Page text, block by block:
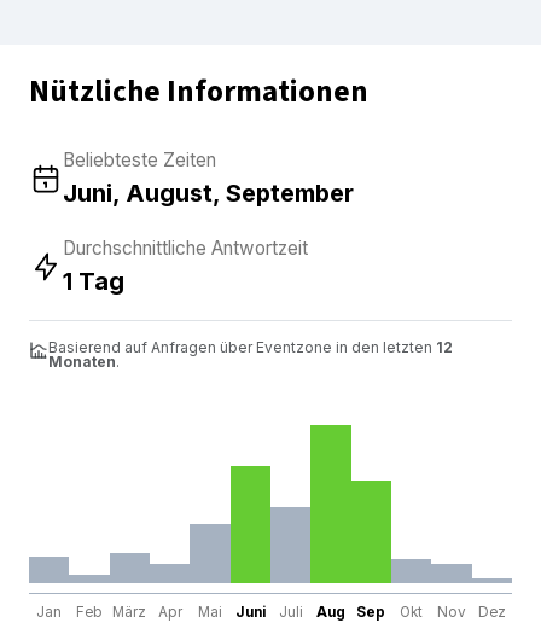
Nützliche Informationen
Beliebteste Zeiten
Juni, August, September
Durchschnittliche Antwortzeit
1 Tag
Basierend auf Anfragen über Eventzone in den letzten 12
Monaten.
Jan Feb März Apr Mai Juni Juli Aug Sep Okt Nov Dez